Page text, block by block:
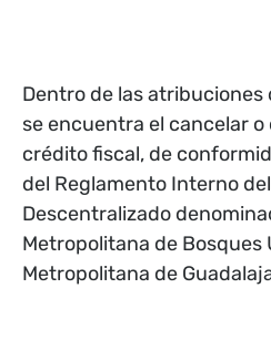
Dentro de las atribuciones
se encuentra el cancelar
crédito fiscal, de
del Reglamento Interno
Descentralizado
Metropolitana de Bosques
Metropolitana de